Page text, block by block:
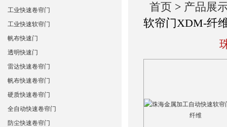
首页 > 产品展
软帘门XDM-纤
工业快速卷帘门
工业快速软帘门
帆布快速门
透明快速门
雷达快速卷帘门
帆布快速卷帘门
硬质快速卷帘门
全自动快速卷帘门
防尘快速卷帘门